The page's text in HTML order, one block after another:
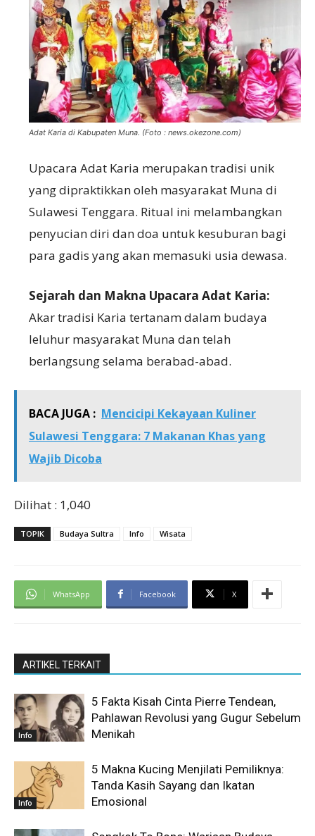
Adat Karia di Kabupaten Muna. (Foto : news.okezone.com)
Upacara Adat Karia merupakan tradisi unik
yang dipraktikkan oleh masyarakat Muna di
Sulawesi Tenggara. Ritual ini melambangkan
penyucian diri dan doa untuk kesuburan bagi
para gadis yang akan memasuki usia dewasa.
Sejarah dan Makna Upacara Adat Karia:
Akar tradisi Karia tertanam dalam budaya
leluhur masyarakat Muna dan telah
berlangsung selama berabad-abad.
BACA JUGA : Mencicipi Kekayaan Kuliner
Sulawesi Tenggara: 7 Makanan Khas yang
Wajib Dicoba
Dilihat : 1,040
TOPIK Budaya Sultra Info Wisata
WhatsApp Facebook X
ARTIKEL TERKAIT
Info
5 Fakta Kisah Cinta Pierre Tendean,
Pahlawan Revolusi yang Gugur Sebelum
Menikah
Info
5 Makna Kucing Menjilati Pemiliknya:
Tanda Kasih Sayang dan Ikatan
Emosional